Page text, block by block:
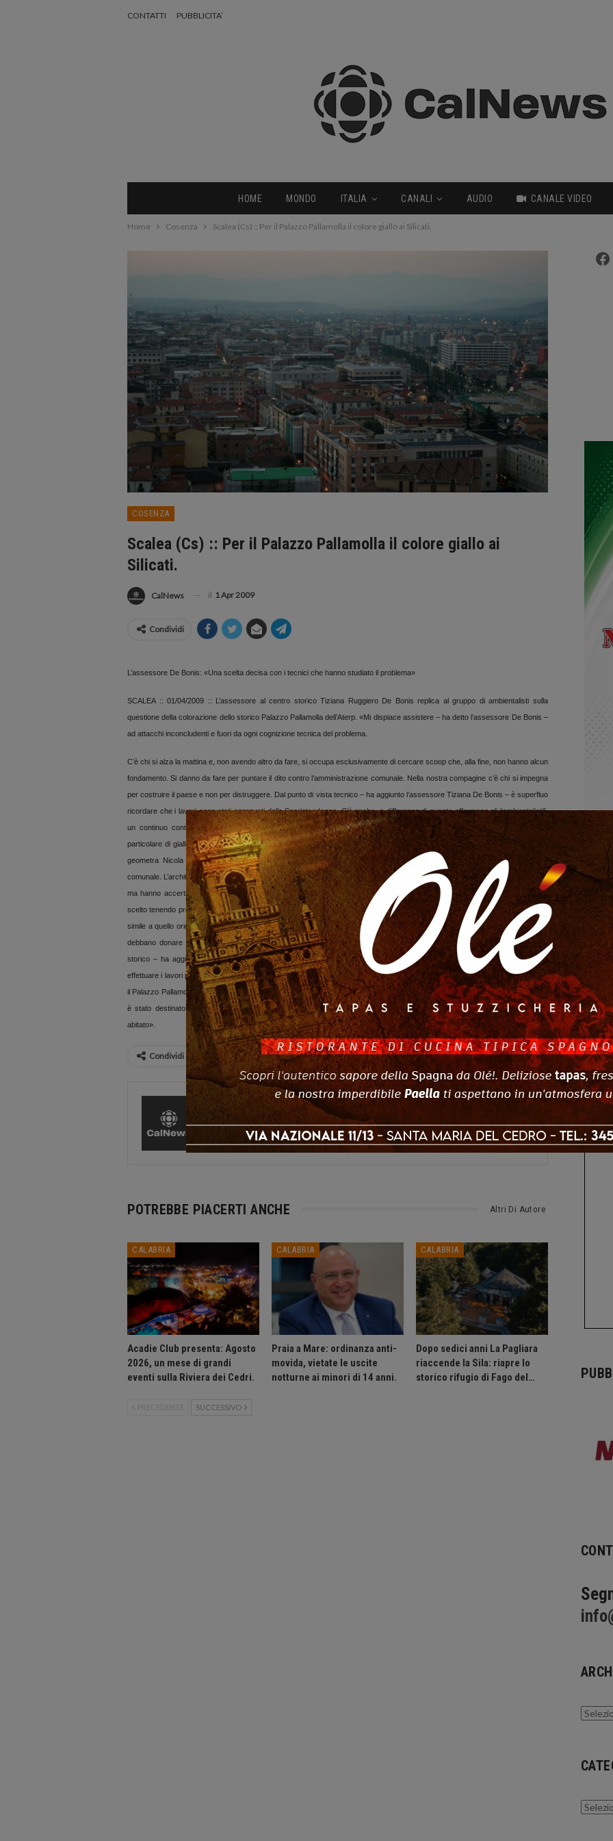
CONTATTI PUBBLICITA’
HOME MONDO ITALIA CANALI AUDIO CANALE VIDEO
Home Cosenza Scalea (Cs) :: Per il Palazzo Pallamolla il colore giallo ai Silicati.
COSENZA
Scalea (Cs) :: Per il Palazzo Pallamolla il colore giallo ai
Silicati.
CalNews il 1 Apr 2009
Condividi
L’assessore De Bonis: «Una scelta decisa con i tecnici che hanno studiato il problema»
SCALEA ::01/04/2009 :: L’assessore al centro storico Tiziana Ruggiero De Bonis replica al gruppo di ambientalisti sulla
questione della colorazione dello storico Palazzo Pallamolla dell’Aterp. «Mi dispiace assistere – ha detto l’assessore De Bonis –
ad attacchi inconcludenti e fuori da ogni cognizione tecnica del problema.
C’è chi si alza la mattina e, non avendo altro da fare, si occupa esclusivamente di cercare scoop che, alla fine, non hanno alcun
fondamento.Si danno da fare per puntare il dito contro l’amministrazione comunale. Nella nostra compagine c’è chi si impegna
per costruire il paese e non per distruggere. Dal punto di vista tecnico – ha aggiunto l’assessore Tiziana De Bonis – è superfluo
ricordare che i lavori sono stati approvati dalla Soprintendenza. C’è anche, a differenza di quanto affermano gli “ambientalisti”,
un continuo controllo anche da parte dell’amministrazione comunale. Il colore che è stato utilizzato è una tonalità molto
particolare di giallo ai silicati ed è il risultato di varie indagini e studio da parte dell’architetto Michele Luongo, redattore, con il
geometra Nicola Anastasio, del Piano colore del centro storico. Il Piano verrà presto sottoposto all’esame del Consiglio
comunale. L’architetto Luongo ed il geometra Anastasio non si sono fermati alla verifica dell’ultimo strato di intonaco del palazzo,
ma hanno accertato l’origine del colore dell’epoca di costruzione, che è simile a quello adottato. Il genere del colore è stato
scelto tenendo presente che la pittura ai silicati, con il passare del tempo, invecchia naturalmente donando al Palazzo l’aspetto
simile a quello originario. Con il tempo il giallo cambierà tonalità. D’altronde è regola, nei restauri, che i lavori di ristrutturazione
debbano donare ai palazzi l’idea di un rinnovamento e non di decadenza. L’amministrazione comunale è attenta al Centro
storico – ha aggiunto l’assessore De Bonis – e, anzi, in merito al palazzo Pallamolla si è impegnata ad indurre l’Aterp ad
effettuare i lavori per la ristrutturazione. L’imobile, fra l’altro, era ormai fatiscente e al limite della sicurezza. E’ utile ricordare che
il Palazzo Pallamolla rappresenta una struttura storica del paese, ma non un monumento, tant’è – ha concluso De Bonis – che
è stato destinato all’edilizia popolare con il preciso intento di rivalutare il borgo antico rivitalizzandolo e rendendolo quindi
abitato».
Condividi
CalNews 27584 Posts
Comments
POTREBBE PIACERTI ANCHE Altri Di Autore
CALABRIA
Acadie Club presenta: Agosto
2026, un mese di grandi
eventi sulla Riviera dei Cedri.
CALABRIA
Praia a Mare: ordinanza anti-
movida, vietate le uscite
notturne ai minori di 14 anni.
CALABRIA
Dopo sedici anni La Pagliara
riaccende la Sila: riapre lo
storico rifugio di Fago del…
PRECEDENTE SUCCESSIVO
Archivi